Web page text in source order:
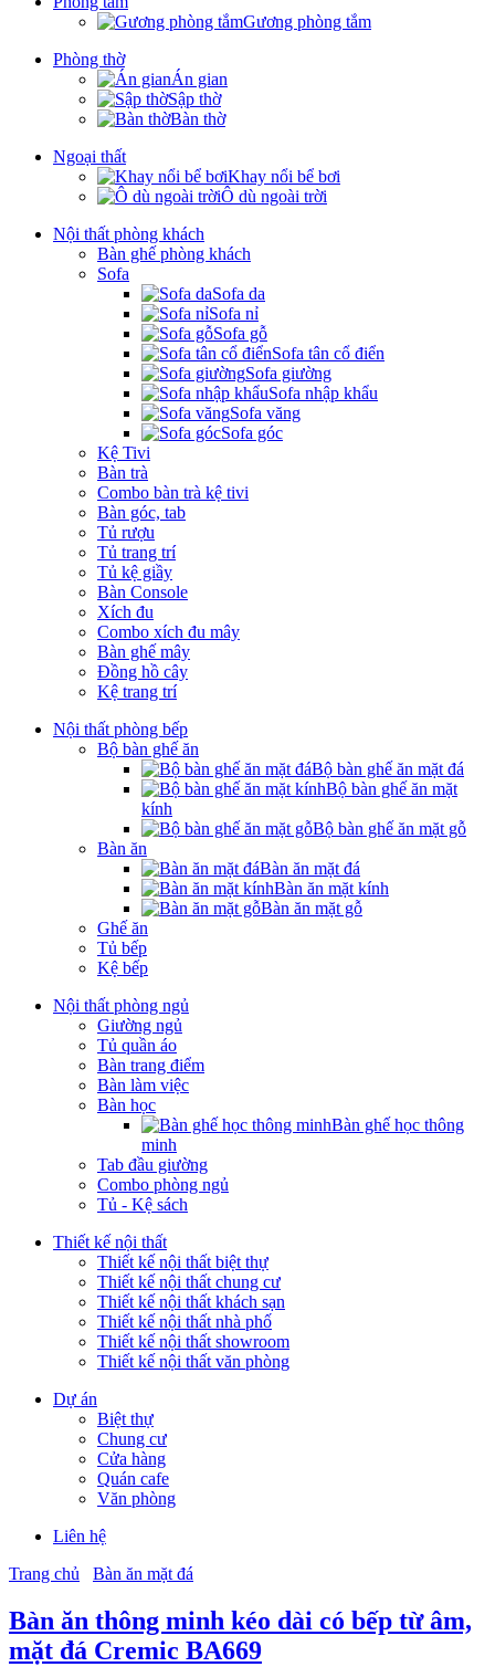
Gương phòng tắm
Phòng thờ
Án gian
Sập thờ
Bàn thờ
Ngoại thất
Khay nổi bể bơi
Ô dù ngoài trời
Nội thất phòng khách
Bàn ghế phòng khách
Sofa
Sofa da
Sofa nỉ
Sofa gỗ
Sofa tân cổ điển
Sofa giường
Sofa nhập khẩu
Sofa văng
Sofa góc
Kệ Tivi
Bàn trà
Combo bàn trà kệ tivi
Bàn góc, tab
Tủ rượu
Tủ trang trí
Tủ kệ giầy
Bàn Console
Xích đu
Combo xích đu mây
Bàn ghế mây
Đồng hồ cây
Kệ trang trí
Nội thất phòng bếp
Bộ bàn ghế ăn
Bộ bàn ghế ăn mặt đá
Bộ bàn ghế ăn mặt
kính
Bộ bàn ghế ăn mặt gỗ
Bàn ăn
Bàn ăn mặt đá
Bàn ăn mặt kính
Bàn ăn mặt gỗ
Ghế ăn
Tủ bếp
Kệ bếp
Nội thất phòng ngủ
Giường ngủ
Tủ quần áo
Bàn trang điểm
Bàn làm việc
Bàn học
Bàn ghế học thông
minh
Tab đầu giường
Combo phòng ngủ
Tủ - Kệ sách
Thiết kế nội thất
Thiết kế nội thất biệt thự
Thiết kế nội thất chung cư
Thiết kế nội thất khách sạn
Thiết kế nội thất nhà phố
Thiết kế nội thất showroom
Thiết kế nội thất văn phòng
Dự án
Biệt thự
Chung cư
Cửa hàng
Quán cafe
Văn phòng
Liên hệ
Trang chủ
Bàn ăn mặt đá
Bàn ăn thông minh kéo dài có bếp từ âm,
mặt đá Cremic BA669